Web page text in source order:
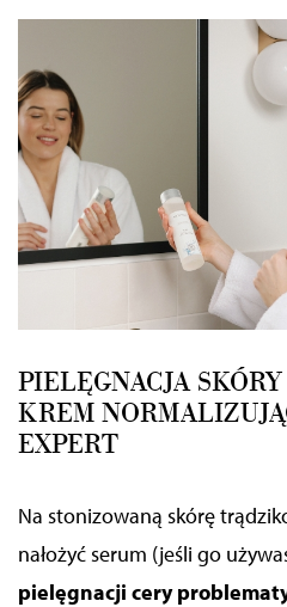
PIELĘGNACJA
KREM
EXPERT
Na stonizowaną skórę
nałożyć serum (jeśli go
pielęgnacji cery